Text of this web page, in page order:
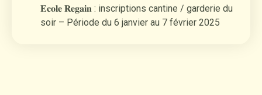
𝐄𝐜𝐨𝐥𝐞 𝐑𝐞𝐠𝐚𝐢𝐧 : inscriptions cantine / garderie du
soir – Période du 6 janvier au 7 février 2025